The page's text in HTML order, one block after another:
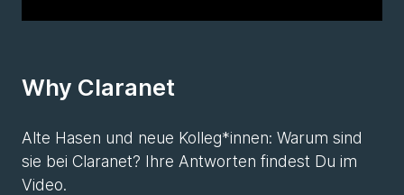
Why Claranet
Alte Hasen und neue Kolleg*innen: Warum sind
sie bei Claranet? Ihre Antworten findest Du im
Video.